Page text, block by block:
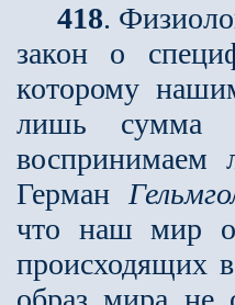
418.
закон о
которому
лишь сумма
воспринимаем
Герман
что наш мир
происходящих